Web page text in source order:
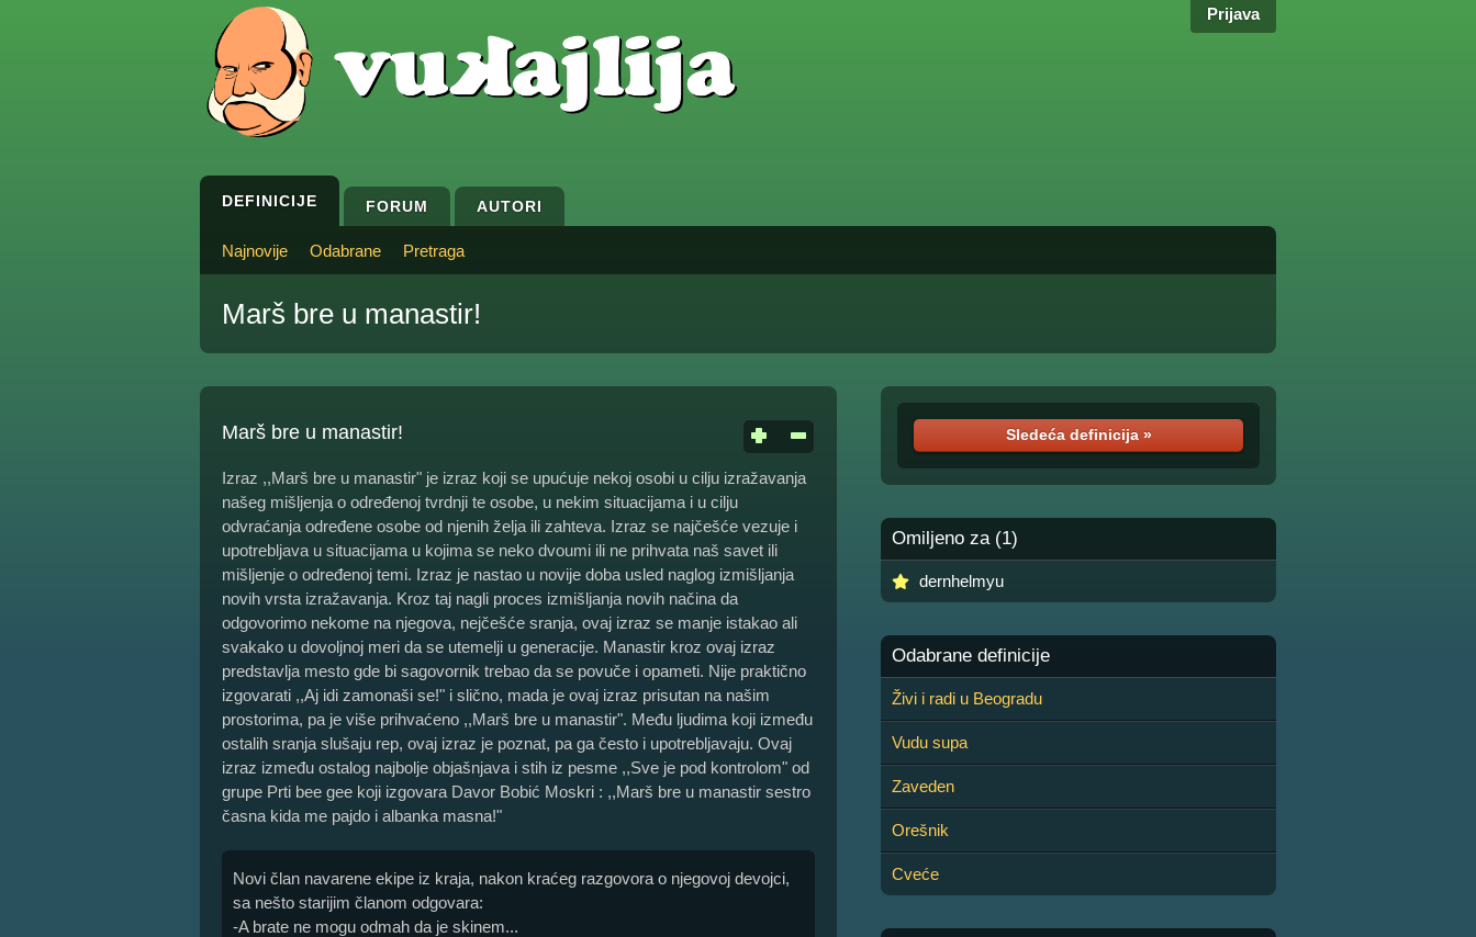
Prijava
DEFINICIJE FORUM AUTORI
Najnovije Odabrane Pretraga
Marš bre u manastir!
Marš bre u manastir!
Izraz ,,Marš bre u manastir" je izraz koji se upućuje nekoj osobi u cilju izražavanja
našeg mišljenja o određenoj tvrdnji te osobe, u nekim situacijama i u cilju
odvraćanja određene osobe od njenih želja ili zahteva. Izraz se najčešće vezuje i
upotrebljava u situacijama u kojima se neko dvoumi ili ne prihvata naš savet ili
mišljenje o određenoj temi. Izraz je nastao u novije doba usled naglog izmišljanja
novih vrsta izražavanja. Kroz taj nagli proces izmišljanja novih načina da
odgovorimo nekome na njegova, nejčešće sranja, ovaj izraz se manje istakao ali
svakako u dovoljnoj meri da se utemelji u generacije. Manastir kroz ovaj izraz
predstavlja mesto gde bi sagovornik trebao da se povuče i opameti. Nije praktično
izgovarati ,,Aj idi zamonaši se!" i slično, mada je ovaj izraz prisutan na našim
prostorima, pa je više prihvaćeno ,,Marš bre u manastir". Među ljudima koji između
ostalih sranja slušaju rep, ovaj izraz je poznat, pa ga često i upotrebljavaju. Ovaj
izraz između ostalog najbolje objašnjava i stih iz pesme ,,Sve je pod kontrolom" od
grupe Prti bee gee koji izgovara Davor Bobić Moskri : ,,Marš bre u manastir sestro
časna kida me pajdo i albanka masna!"
Novi član navarene ekipe iz kraja, nakon kraćeg razgovora o njegovoj devojci,
sa nešto starijim članom odgovara:
-A brate ne mogu odmah da je skinem...
Sledeća definicija »
Omiljeno za (1)
dernhelmyu
Odabrane definicije
Živi i radi u Beogradu
Vudu supa
Zaveden
Orešnik
Cveće